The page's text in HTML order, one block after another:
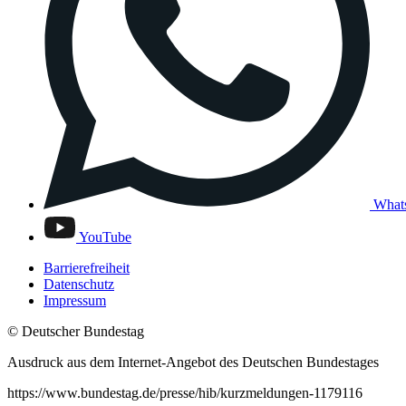
YouTube
Barrierefreiheit
Datenschutz
Impressum
© Deutscher Bundestag
Ausdruck aus dem Internet-Angebot des Deutschen Bundestages
https://www.bundestag.de/presse/hib/kurzmeldungen-1179116